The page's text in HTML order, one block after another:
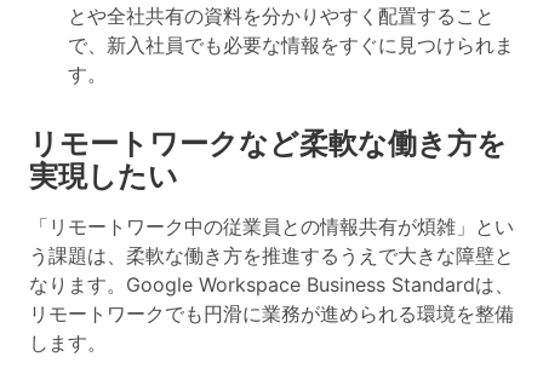
とや全社共有の資料を分かりやすく配置すること
で、新入社員でも必要な情報をすぐに見つけられま
す。
リモートワークなど柔軟な働き方を
実現したい
「リモートワーク中の従業員との情報共有が煩雑」とい
う課題は、柔軟な働き方を推進するうえで大きな障壁と
なります。Google Workspace Business Standardは、
リモートワークでも円滑に業務が進められる環境を整備
します。